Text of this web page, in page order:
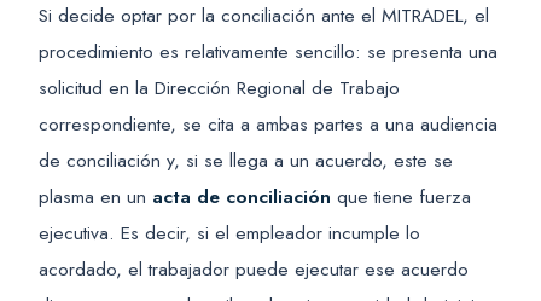
Si decide optar por la conciliación ante el MITRADEL, el
procedimiento es relativamente sencillo: se presenta una
solicitud en la Dirección Regional de Trabajo
correspondiente, se cita a ambas partes a una audiencia
de conciliación y, si se llega a un acuerdo, este se
plasma en un acta de conciliación que tiene fuerza
ejecutiva. Es decir, si el empleador incumple lo
acordado, el trabajador puede ejecutar ese acuerdo